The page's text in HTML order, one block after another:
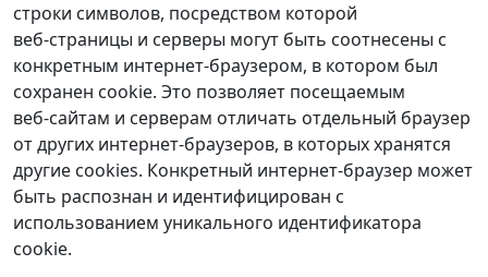
строки символов, посредством которой
веб‑страницы и серверы могут быть соотнесены с
конкретным интернет‑браузером, в котором был
сохранен cookie. Это позволяет посещаемым
веб‑сайтам и серверам отличать отдельный браузер
от других интернет‑браузеров, в которых хранятся
другие cookies. Конкретный интернет‑браузер может
быть распознан и идентифицирован с
использованием уникального идентификатора
cookie.